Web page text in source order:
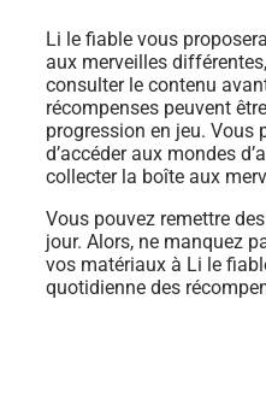
Li le fiable vous
aux merveilles
consulter le contenu
récompenses peuvent
progression en jeu. Vous
d’accéder aux mondes
collecter la boîte aux
Vous pouvez remettre
jour. Alors, ne manquez
vos matériaux à Li le
quotidienne des